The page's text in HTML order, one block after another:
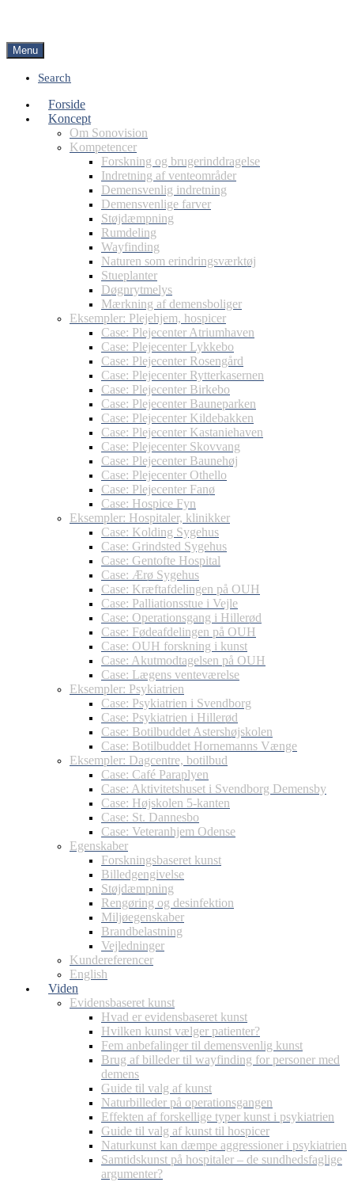
Menu
Search
Forside
Koncept
Om Sonovision
Kompetencer
Forskning og brugerinddragelse
Indretning af venteområder
Demensvenlig indretning
Demensvenlige farver
Støjdæmpning
Rumdeling
Wayfinding
Naturen som erindringsværktøj
Stueplanter
Døgnrytmelys
Mærkning af demensboliger
Eksempler: Plejehjem, hospicer
Case: Plejecenter Atriumhaven
Case: Plejecenter Lykkebo
Case: Plejecenter Rosengård
Case: Plejecenter Rytterkasernen
Case: Plejecenter Birkebo
Case: Plejecenter Bauneparken
Case: Plejecenter Kildebakken
Case: Plejecenter Kastaniehaven
Case: Plejecenter Skovvang
Case: Plejecenter Baunehøj
Case: Plejecenter Othello
Case: Plejecenter Fanø
Case: Hospice Fyn
Eksempler: Hospitaler, klinikker
Case: Kolding Sygehus
Case: Grindsted Sygehus
Case: Gentofte Hospital
Case: Ærø Sygehus
Case: Kræftafdelingen på OUH
Case: Palliationsstue i Vejle
Case: Operationsgang i Hillerød
Case: Fødeafdelingen på OUH
Case: OUH forskning i kunst
Case: Akutmodtagelsen på OUH
Case: Lægens venteværelse
Eksempler: Psykiatrien
Case: Psykiatrien i Svendborg
Case: Psykiatrien i Hillerød
Case: Botilbuddet Astershøjskolen
Case: Botilbuddet Hornemanns Vænge
Eksempler: Dagcentre, botilbud
Case: Café Paraplyen
Case: Aktivitetshuset i Svendborg Demensby
Case: Højskolen 5-kanten
Case: St. Dannesbo
Case: Veteranhjem Odense
Egenskaber
Forskningsbaseret kunst
Billedgengivelse
Støjdæmpning
Rengøring og desinfektion
Miljøegenskaber
Brandbelastning
Vejledninger
Kundereferencer
English
Viden
Evidensbaseret kunst
Hvad er evidensbaseret kunst
Hvilken kunst vælger patienter?
Fem anbefalinger til demensvenlig kunst
Brug af billeder til wayfinding for personer med
demens
Guide til valg af kunst
Naturbilleder på operationsgangen
Effekten af forskellige typer kunst i psykiatrien
Guide til valg af kunst til hospicer
Naturkunst kan dæmpe aggressioner i psykiatrien
Samtidskunst på hospitaler – de sundhedsfaglige
argumenter?